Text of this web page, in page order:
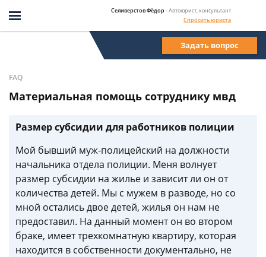
Селиверстов Фёдор- Автоюрист, консультант
Спросить юриста
Задать вопрос
FAQ
Материальная помощь сотруднику мвд
Размер субсидии для работников полиции
Мой бывший муж-полицейский на должности
начальника отдела полиции. Меня волнует
размер субсидии на жилье и зависит ли он от
количества детей. Мы с мужем в разводе, но со
мной остались двое детей, жилья он нам не
предоставил. На данный момент он во втором
браке, имеет трехкомнатную квартиру, которая
находится в собственности документально, не